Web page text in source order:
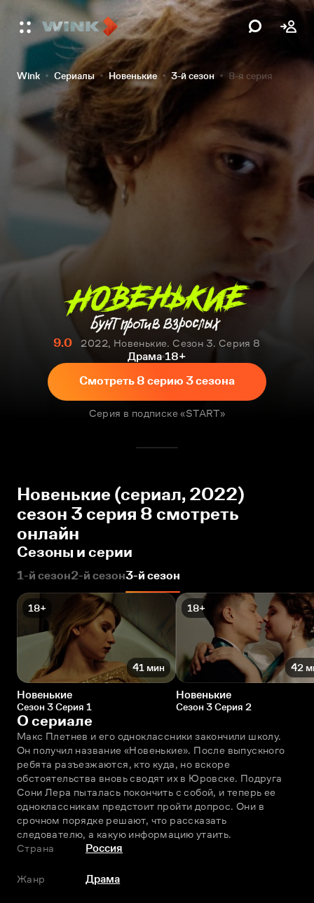
Wink Сериалы Новенькие 3-й сезон 8-я серия
9.0
2022, Новенькие. Сезон 3. Серия 8
Драма 18+
Смотреть 8 серию 3 сезона
Серия в подписке «START»
Новенькие (сериал, 2022)
сезон 3 серия 8 смотреть
онлайн
Сезоны и серии
1-й сезон2-й сезон3-й сезон
18+
41 мин
Новенькие
Сезон 3 Серия 1
18+
42
Новенькие
Сезон 3 Серия 2
О сериале
Макс Плетнев и его одноклассники закончили школу.
Он получил название «Новенькие». После выпускного
ребята разъезжаются, кто куда, но вскоре
обстоятельства вновь сводят их в Юровске. Подруга
Сони Лера пыталась покончить с собой, и теперь ее
одноклассникам предстоит пройти допрос. Они в
срочном порядке решают, что рассказать
следователю, а какую информацию утаить.
Страна
Россия
Жанр Драма